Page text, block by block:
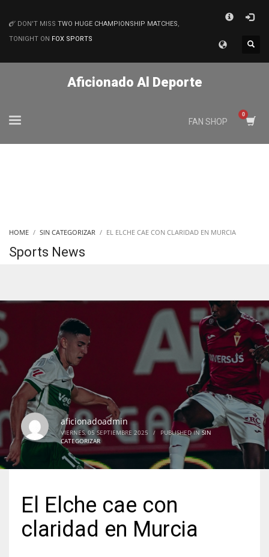
MATCHES
DON'T MISS TWO HUGE CHAMPIONSHIP MATCHES,
TONIGHT ON FOX SPORTS
Aficionado Al Deporte
FAN SHOP
HOME SIN CATEGORIZAR EL ELCHE CAE CON CLARIDAD EN MURCIA
Sports News
aficionadoadmin
VIERNES, 05 SEPTIEMBRE 2025 / PUBLISHED INSIN
CATEGORIZAR
El Elche cae con
claridad en Murcia